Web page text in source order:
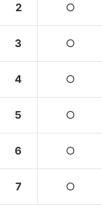
2 ○
3 ○
4 ○
5 ○
6 ○
7 ○